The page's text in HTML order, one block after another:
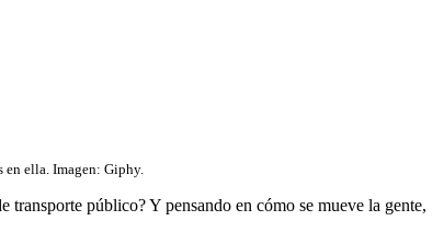
en ella. Imagen: Giphy.
público? Y pensando en cómo se mueve la gente,